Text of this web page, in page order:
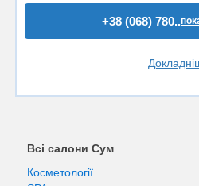
+38 (068) 780..
Всі салони Сум
Косметології